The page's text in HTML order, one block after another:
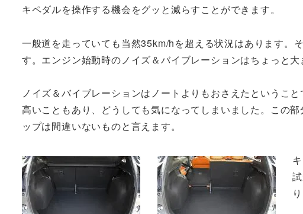
キペダルを操作する機会をグッと減らすことができます。
一般道を走っていても当然35km/hを超える状況はあります。
す。エンジン始動時のノイズ＆バイブレーションはちょっと大
ノイズ＆バイブレーションはノートよりもおさえたというこ
高いこともあり、どうしても気になってしまいました。この
ップは間違いないものと言えます。